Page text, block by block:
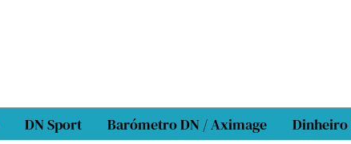
DN Sport Barómetro DN / Aximage Dinheiro